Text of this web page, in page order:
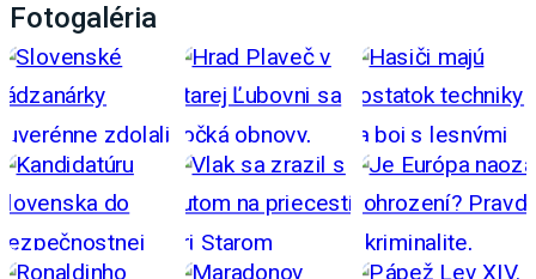
Fotogaléria